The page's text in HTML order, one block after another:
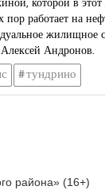
которой в
пор работает на
жилищное
Андронов.
тундрино
района» (16+)